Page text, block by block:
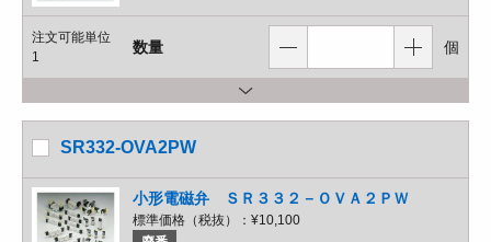
注文可能単位
1
数量 個
SR332-OVA2PW
小形電磁弁 ＳＲ３３２－ＯＶＡ２ＰＷ
標準価格（税抜）： ¥10,100